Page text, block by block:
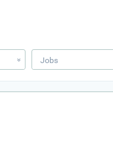
» Jobs